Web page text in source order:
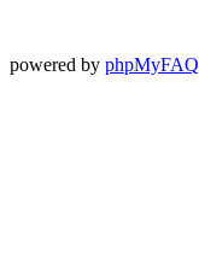
powered by phpMyFAQ